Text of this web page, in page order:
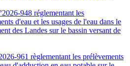
948 réglementant les
d'eau et les usages de l'eau dans le
des Landes sur le bassin versant de
961 règlementant les prélèvements